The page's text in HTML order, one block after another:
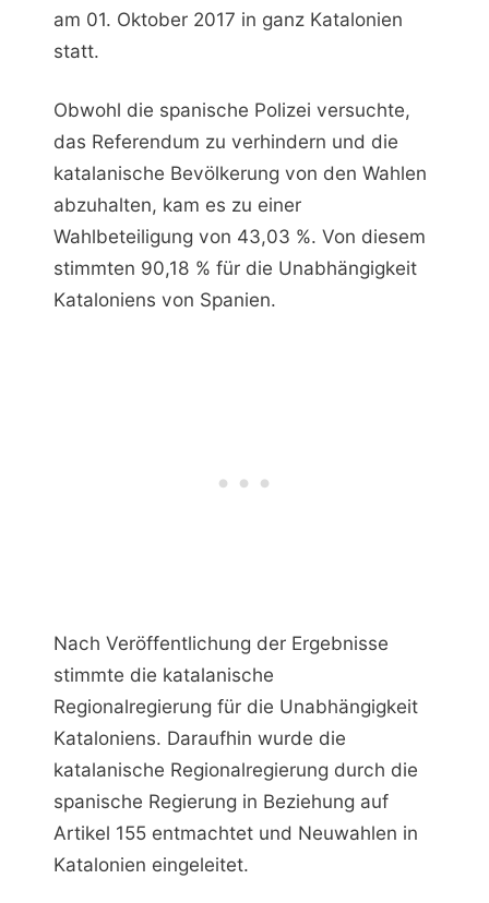
am 01. Oktober 2017 in ganz Katalonien
statt.
Obwohl die spanische Polizei versuchte,
das Referendum zu verhindern und die
katalanische Bevölkerung von den Wahlen
abzuhalten, kam es zu einer
Wahlbeteiligung von 43,03 %. Von diesem
stimmten 90,18 % für die Unabhängigkeit
Kataloniens von Spanien.
Nach Veröffentlichung der Ergebnisse
stimmte die katalanische
Regionalregierung für die Unabhängigkeit
Kataloniens. Daraufhin wurde die
katalanische Regionalregierung durch die
spanische Regierung in Beziehung auf
Artikel 155 entmachtet und Neuwahlen in
Katalonien eingeleitet.